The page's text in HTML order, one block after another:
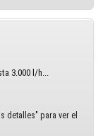
3.000 l/h...
detalles" para ver el